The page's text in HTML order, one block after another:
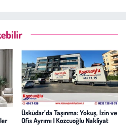
Üsküdar’da Taşınma: Yokuş, İzin ve
Ofis Ayrımı | Kozcuoğlu Nakliyat